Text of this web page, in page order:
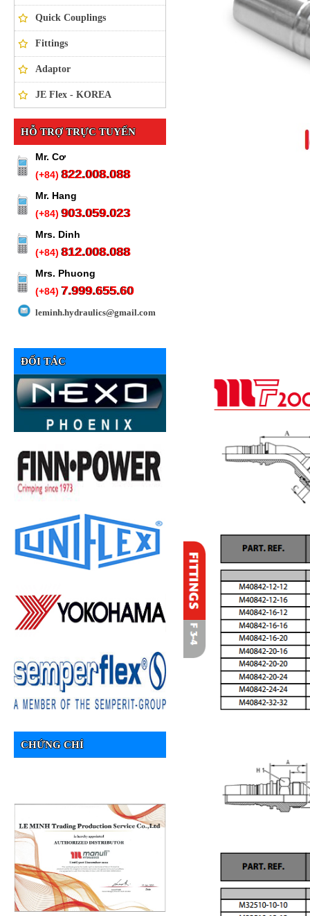
Quick Couplings
Fittings
Adaptor
JE Flex - KOREA
HỖ TRỢ TRỰC TUYẾN
Mr. Cơ
(+84)822.008.088
Mr. Hang
(+84)903.059.023
Mrs. Dinh
(+84)812.008.088
Mrs. Phuong
(+84)7.999.655.60
leminh.hydraulics@gmail.com
ĐỐI TÁC
CHỨNG CHỈ